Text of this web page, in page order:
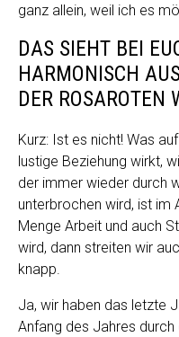
ganz allein, weil ich es
DAS SIEHT BEI
HARMONISCH
DER ROSAROTEN
Kurz: Ist es nicht! Was
lustige Beziehung wirkt,
der immer wieder durch
unterbrochen wird, ist im
Menge Arbeit und auch
wird, dann streiten wir
knapp.
Ja, wir haben das letzte
Anfang des Jahres